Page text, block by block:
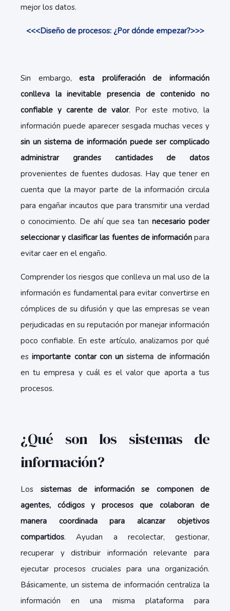
mejor los datos.
<<<Diseño de procesos: ¿Por dónde empezar?>>>
Sin embargo,esta proliferación de información
conlleva la inevitable presencia de contenido no
confiable y carente de valor. Por este motivo, la
información puede aparecer sesgada muchas veces y
sin un sistema de información puede ser complicado
administrar grandes cantidades de datos
provenientes de fuentes dudosas. Hay que tener en
cuenta que la mayor parte de la información circula
para engañar incautos que para transmitir una verdad
o conocimiento. De ahí que sea tannecesario poder
seleccionar y clasificar las fuentes de informaciónpara
evitar caer en el engaño.
Comprender los riesgos que conlleva un mal uso de la
información es fundamental para evitar convertirse en
cómplices de su difusión y que las empresas se vean
perjudicadas en su reputación por manejar información
poco confiable. En este artículo, analizamos por qué
esimportante contar con unsistema de información
en tu empresa y cuál es el valor que aporta a tus
procesos.
¿Qué son los sistemas de
información?
Los sistemas de información se componen de
agentes, códigos y procesos que colaboran de
manera coordinada para alcanzar objetivos
compartidos. Ayudan a recolectar, gestionar,
recuperar y distribuir información relevante para
ejecutar procesos cruciales para una organización.
Básicamente, un sistema de información centraliza la
información en una misma plataforma para